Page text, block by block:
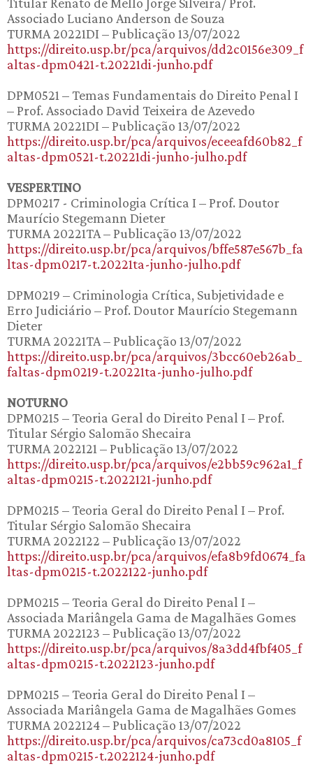
Associado Luciano Anderson de Souza
TURMA 20221DI – Publicação 13/07/2022
https://direito.usp.br/pca/arquivos/dd2c0156e309_f
altas-dpm0421-t.20221di-junho.pdf
DPM0521 – Temas Fundamentais do Direito Penal I
– Prof. Associado David Teixeira de Azevedo
TURMA 20221DI – Publicação 13/07/2022
https://direito.usp.br/pca/arquivos/eceeafd60b82_f
altas-dpm0521-t.20221di-junho-julho.pdf
VESPERTINO
DPM0217 - Criminologia Crítica I – Prof. Doutor
Maurício Stegemann Dieter
TURMA 20221TA – Publicação 13/07/2022
https://direito.usp.br/pca/arquivos/bffe587e567b_fa
ltas-dpm0217-t.20221ta-junho-julho.pdf
DPM0219 – Criminologia Crítica, Subjetividade e
Erro Judiciário – Prof. Doutor Maurício Stegemann
Dieter
TURMA 20221TA – Publicação 13/07/2022
https://direito.usp.br/pca/arquivos/3bcc60eb26ab_
faltas-dpm0219-t.20221ta-junho-julho.pdf
NOTURNO
DPM0215 – Teoria Geral do Direito Penal I – Prof.
Titular Sérgio Salomão Shecaira
TURMA 2022121 – Publicação 13/07/2022
https://direito.usp.br/pca/arquivos/e2bb59c962a1_f
altas-dpm0215-t.2022121-junho.pdf
DPM0215 – Teoria Geral do Direito Penal I – Prof.
Titular Sérgio Salomão Shecaira
TURMA 2022122 – Publicação 13/07/2022
https://direito.usp.br/pca/arquivos/efa8b9fd0674_fa
ltas-dpm0215-t.2022122-junho.pdf
DPM0215 – Teoria Geral do Direito Penal I –
Associada Mariângela Gama de Magalhães Gomes
TURMA 2022123 – Publicação 13/07/2022
https://direito.usp.br/pca/arquivos/8a3dd4fbf405_f
altas-dpm0215-t.2022123-junho.pdf
DPM0215 – Teoria Geral do Direito Penal I –
Associada Mariângela Gama de Magalhães Gomes
TURMA 2022124 – Publicação 13/07/2022
https://direito.usp.br/pca/arquivos/ca73cd0a8105_f
altas-dpm0215-t.2022124-junho.pdf